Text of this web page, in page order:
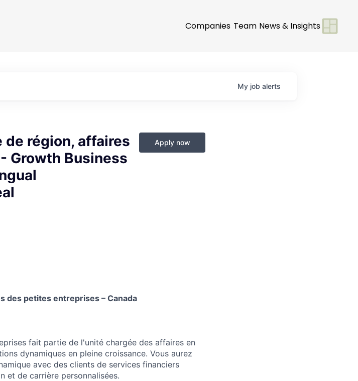
Companies Team News & Insights
My job alerts
de région, affaires
Growth Business
Apply now
des petites entreprises – Canada
fait partie de l'unité chargée des affaires en
dynamiques en pleine croissance. Vous aurez
avec des clients de services financiers
et de carrière personnalisées.